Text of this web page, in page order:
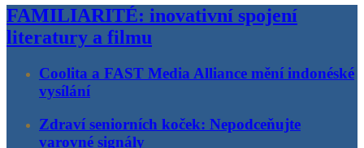
FAMILIARITÉ: inovativní spojení
literatury a filmu
Coolita a FAST Media Alliance mění indonéské
vysílání
Zdraví seniorních koček: Nepodceňujte
varovné signály